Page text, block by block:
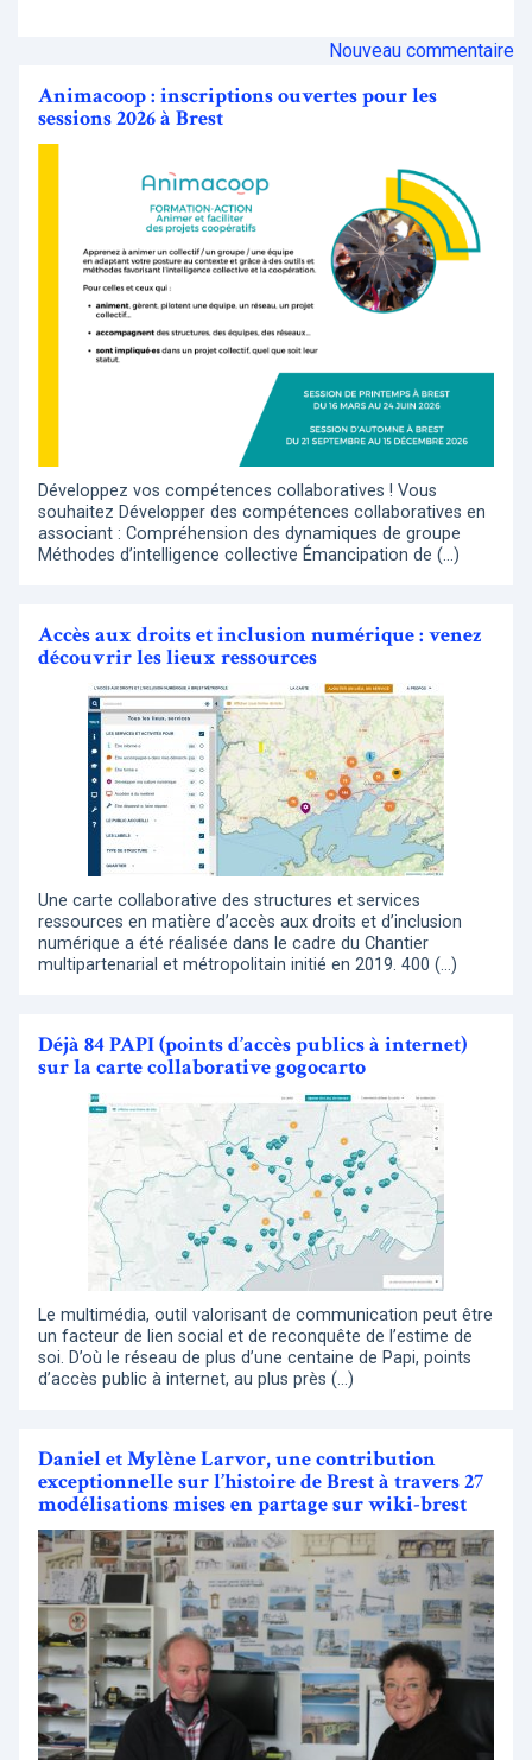
Nouveau commentaire
Animacoop : inscriptions ouvertes pour les
sessions 2026 à Brest
Développez vos compétences collaboratives ! Vous
souhaitez Développer des compétences collaboratives en
associant : Compréhension des dynamiques de groupe
Méthodes d’intelligence collective Émancipation de (…)
Accès aux droits et inclusion numérique : venez
découvrir les lieux ressources
Une carte collaborative des structures et services
ressources en matière d’accès aux droits et d’inclusion
numérique a été réalisée dans le cadre du Chantier
multipartenarial et métropolitain initié en 2019. 400 (…)
Déjà 84 PAPI (points d’accès publics à internet)
sur la carte collaborative gogocarto
Le multimédia, outil valorisant de communication peut être
un facteur de lien social et de reconquête de l’estime de
soi. D’où le réseau de plus d’une centaine de Papi, points
d’accès public à internet, au plus près (…)
Daniel et Mylène Larvor, une contribution
exceptionnelle sur l’histoire de Brest à travers 27
modélisations mises en partage sur wiki-brest